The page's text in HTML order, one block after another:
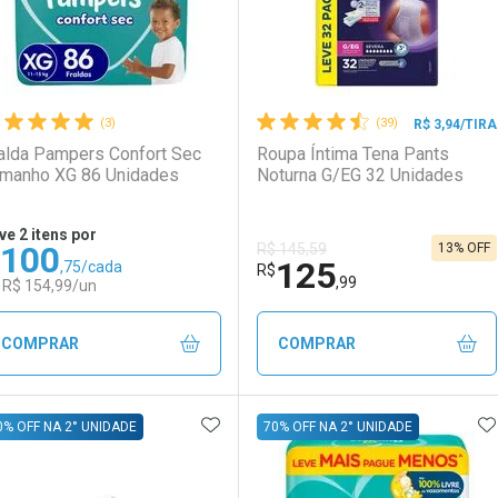
Ativar Desconto
Comprar sem Desconto
Comprar sem Desconto
Ativar Desconto
Comprar sem Desconto
Comprar sem Desconto
(3)
Pampers Confort Sec
XG 86 Unidades
2 itens por
100,75/cada
R$ 154,99/un
COMPRAR
FECHAR
FECHAR
(39) R$ 3,94/TIRA
Roupa Íntima Tena Pants
Noturna G/EG 32 Unidades
R$ 145,59
R$125,99
13% OFF
COMPRAR
Laboratório
Por Menos
OFF NA 2° UNIDADE ADICIONAR AOS FAVORITOS
70% OFF NA 2° UNIDADE
TERMO DIGITADO